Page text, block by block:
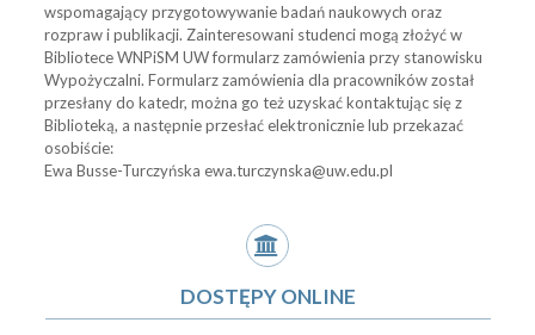
wspomagający przygotowywanie badań naukowych oraz
rozpraw i publikacji. Zainteresowani studenci mogą złożyć w
Bibliotece WNPiSM UW formularz zamówienia przy stanowisku
Wypożyczalni. Formularz zamówienia dla pracowników został
przesłany do katedr, można go też uzyskać kontaktując się z
Biblioteką, a następnie przesłać elektronicznie lub przekazać
osobiście:
Ewa Busse-Turczyńska ewa.turczynska@uw.edu.pl
DOSTĘPY ONLINE